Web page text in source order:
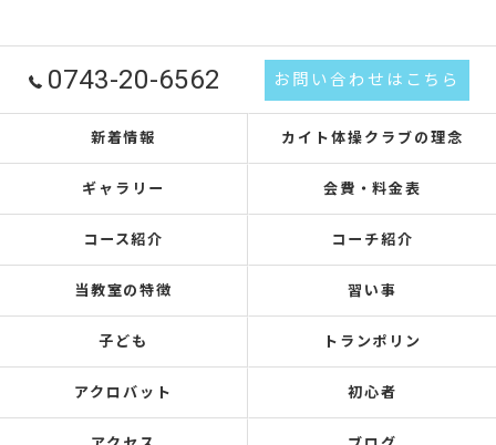
0743-20-6562 お問い合わせはこちら
新着情報 カイト体操クラブの理念
ギャラリー 会費・料金表
コース紹介 コーチ紹介
当教室の特徴 習い事
子ども トランポリン
アクロバット 初心者